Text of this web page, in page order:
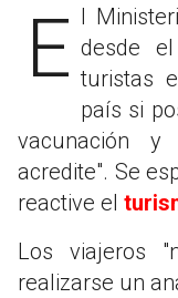
El Ministerio de Transporte anunció que desde
turistas
país si
vacunación
acredite". Se
reactive el
Los viajeros
realizarse un